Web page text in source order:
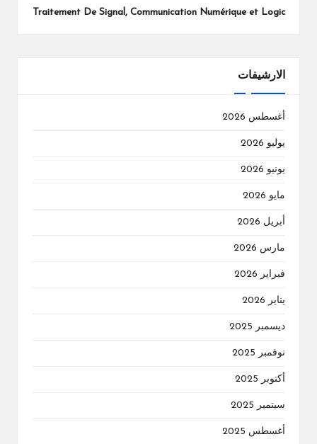
Traitement De Signal, Communication Numérique et Logic
الارشيفات
أغسطس 2026
يوليو 2026
يونيو 2026
مايو 2026
أبريل 2026
مارس 2026
فبراير 2026
يناير 2026
ديسمبر 2025
نوفمبر 2025
أكتوبر 2025
سبتمبر 2025
أغسطس 2025